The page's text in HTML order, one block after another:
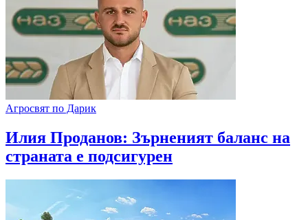
Агросвят по Дарик
Илия Проданов: Зърненият баланс на
страната е подсигурен